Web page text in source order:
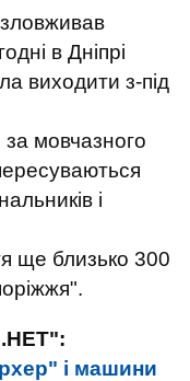
в Дніпрі
виходити з-під
мовчазного
і
ще близько 300
і машини